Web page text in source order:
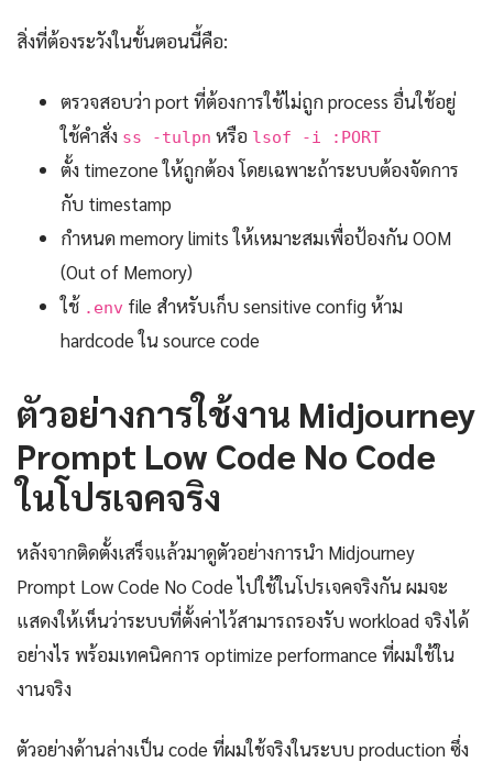
สิ่งที่ต้องระวังในขั้นตอนนี้คือ:
ตรวจสอบว่า port ที่ต้องการใช้ไม่ถูก process อื่นใช้อยู่
ใช้คำสั่ง ss -tulpn หรือ lsof -i :PORT
ตั้ง timezone ให้ถูกต้อง โดยเฉพาะถ้าระบบต้องจัดการ
กับ timestamp
กำหนด memory limits ให้เหมาะสมเพื่อป้องกัน OOM
(Out of Memory)
ใช้ .env file สำหรับเก็บ sensitive config ห้าม
hardcode ใน source code
ตัวอย่างการใช้งาน Midjourney
Prompt Low Code No Code
ในโปรเจคจริง
หลังจากติดตั้งเสร็จแล้วมาดูตัวอย่างการนำ Midjourney
Prompt Low Code No Code ไปใช้ในโปรเจคจริงกัน ผมจะ
แสดงให้เห็นว่าระบบที่ตั้งค่าไว้สามารถรองรับ workload จริงได้
อย่างไร พร้อมเทคนิคการ optimize performance ที่ผมใช้ใน
งานจริง
ตัวอย่างด้านล่างเป็น code ที่ผมใช้จริงในระบบ production ซึ่ง